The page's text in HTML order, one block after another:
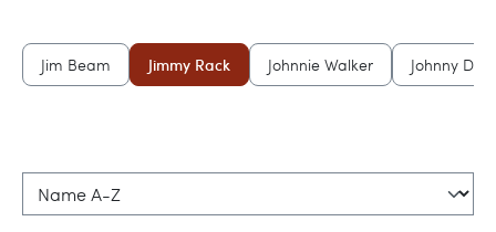
Jim Beam Jimmy Rack Johnnie Walker Johnny